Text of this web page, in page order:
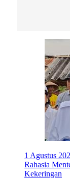
1 Agustus
Rahasia
Kekeringan